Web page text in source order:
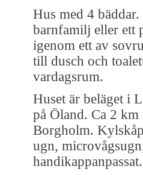
Hus med 4 bäddar.
barnfamilj eller ett
igenom ett av
till dusch och
vardagsrum.
Huset är beläget i
på Öland. Ca 2
Borgholm.
ugn,
handikappanpassat.